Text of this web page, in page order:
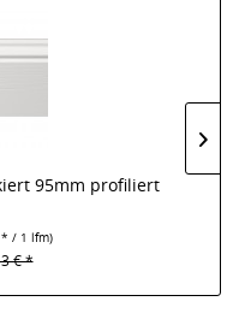
95mm profiliert
* / 1 lfm)
€ *